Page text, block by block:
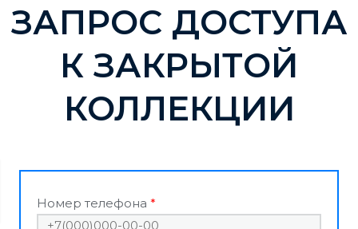
ЗАПРОС ДОСТУПА
К ЗАКРЫТОЙ
КОЛЛЕКЦИИ
Номер телефона